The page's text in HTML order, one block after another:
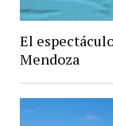
El
Mendoza